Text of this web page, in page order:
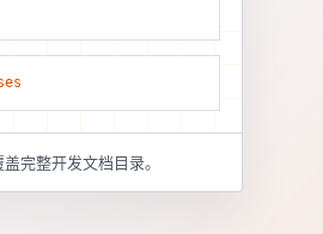
完整开发文档目录。